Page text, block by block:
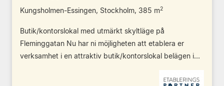
Kungsholmen-Essingen, Stockholm, 385 m2
Butik/kontorslokal med utmärkt skyltläge på
Fleminggatan Nu har ni möjligheten att etablera er
verksamhet i en attraktiv butik/kontorslokal belägen i...